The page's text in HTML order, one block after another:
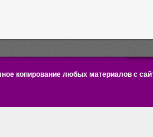
копирование любых материалов с